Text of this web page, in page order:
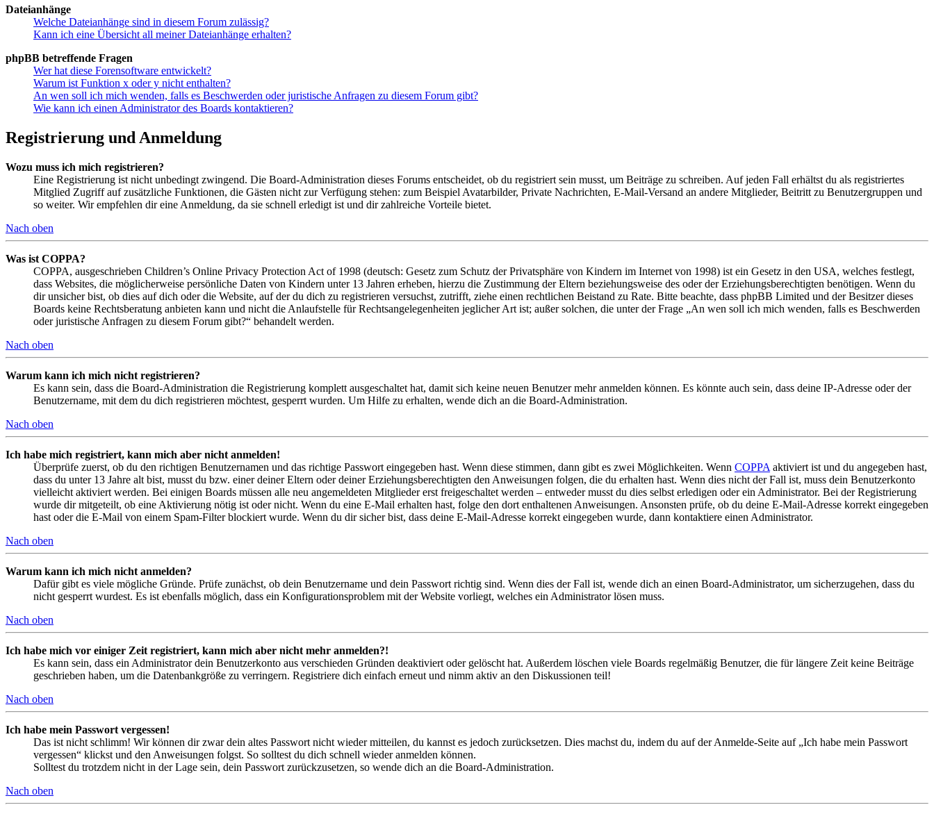
Dateianhänge
Welche Dateianhänge sind in diesem Forum zulässig?
Kann ich eine Übersicht all meiner Dateianhänge erhalten?
phpBB betreffende Fragen
Wer hat diese Forensoftware entwickelt?
Warum ist Funktion x oder y nicht enthalten?
An wen soll ich mich wenden, falls es Beschwerden oder juristische Anfragen zu diesem Forum gibt?
Wie kann ich einen Administrator des Boards kontaktieren?
Registrierung und Anmeldung
Wozu muss ich mich registrieren?
Eine Registrierung ist nicht unbedingt zwingend. Die Board-Administration dieses Forums entscheidet, ob du registriert sein musst, um Beiträge zu schreiben. Auf jeden Fall erhältst du als registriertes
Mitglied Zugriff auf zusätzliche Funktionen, die Gästen nicht zur Verfügung stehen: zum Beispiel Avatarbilder, Private Nachrichten, E-Mail-Versand an andere Mitglieder, Beitritt zu Benutzergruppen und
so weiter. Wir empfehlen dir eine Anmeldung, da sie schnell erledigt ist und dir zahlreiche Vorteile bietet.
Nach oben
Was ist COPPA?
COPPA, ausgeschrieben Children’s Online Privacy Protection Act of 1998 (deutsch: Gesetz zum Schutz der Privatsphäre von Kindern im Internet von 1998) ist ein Gesetz in den USA, welches festlegt,
dass Websites, die möglicherweise persönliche Daten von Kindern unter 13 Jahren erheben, hierzu die Zustimmung der Eltern beziehungsweise des oder der Erziehungsberechtigten benötigen. Wenn du
dir unsicher bist, ob dies auf dich oder die Website, auf der du dich zu registrieren versuchst, zutrifft, ziehe einen rechtlichen Beistand zu Rate. Bitte beachte, dass phpBB Limited und der Besitzer dieses
Boards keine Rechtsberatung anbieten kann und nicht die Anlaufstelle für Rechtsangelegenheiten jeglicher Art ist; außer solchen, die unter der Frage „An wen soll ich mich wenden, falls es Beschwerden
oder juristische Anfragen zu diesem Forum gibt?“ behandelt werden.
Nach oben
Warum kann ich mich nicht registrieren?
Es kann sein, dass die Board-Administration die Registrierung komplett ausgeschaltet hat, damit sich keine neuen Benutzer mehr anmelden können. Es könnte auch sein, dass deine IP-Adresse oder der
Benutzername, mit dem du dich registrieren möchtest, gesperrt wurden. Um Hilfe zu erhalten, wende dich an die Board-Administration.
Nach oben
Ich habe mich registriert, kann mich aber nicht anmelden!
Überprüfe zuerst, ob du den richtigen Benutzernamen und das richtige Passwort eingegeben hast. Wenn diese stimmen, dann gibt es zwei Möglichkeiten. Wenn COPPA aktiviert ist und du angegeben hast,
dass du unter 13 Jahre alt bist, musst du bzw. einer deiner Eltern oder deiner Erziehungsberechtigten den Anweisungen folgen, die du erhalten hast. Wenn dies nicht der Fall ist, muss dein Benutzerkonto
vielleicht aktiviert werden. Bei einigen Boards müssen alle neu angemeldeten Mitglieder erst freigeschaltet werden – entweder musst du dies selbst erledigen oder ein Administrator. Bei der Registrierung
wurde dir mitgeteilt, ob eine Aktivierung nötig ist oder nicht. Wenn du eine E-Mail erhalten hast, folge den dort enthaltenen Anweisungen. Ansonsten prüfe, ob du deine E-Mail-Adresse korrekt eingegeben
hast oder die E-Mail von einem Spam-Filter blockiert wurde. Wenn du dir sicher bist, dass deine E-Mail-Adresse korrekt eingegeben wurde, dann kontaktiere einen Administrator.
Nach oben
Warum kann ich mich nicht anmelden?
Dafür gibt es viele mögliche Gründe. Prüfe zunächst, ob dein Benutzername und dein Passwort richtig sind. Wenn dies der Fall ist, wende dich an einen Board-Administrator, um sicherzugehen, dass du
nicht gesperrt wurdest. Es ist ebenfalls möglich, dass ein Konfigurationsproblem mit der Website vorliegt, welches ein Administrator lösen muss.
Nach oben
Ich habe mich vor einiger Zeit registriert, kann mich aber nicht mehr anmelden?!
Es kann sein, dass ein Administrator dein Benutzerkonto aus verschieden Gründen deaktiviert oder gelöscht hat. Außerdem löschen viele Boards regelmäßig Benutzer, die für längere Zeit keine Beiträge
geschrieben haben, um die Datenbankgröße zu verringern. Registriere dich einfach erneut und nimm aktiv an den Diskussionen teil!
Nach oben
Ich habe mein Passwort vergessen!
Das ist nicht schlimm! Wir können dir zwar dein altes Passwort nicht wieder mitteilen, du kannst es jedoch zurücksetzen. Dies machst du, indem du auf der Anmelde-Seite auf „Ich habe mein Passwort
vergessen“ klickst und den Anweisungen folgst. So solltest du dich schnell wieder anmelden können.
Solltest du trotzdem nicht in der Lage sein, dein Passwort zurückzusetzen, so wende dich an die Board-Administration.
Nach oben